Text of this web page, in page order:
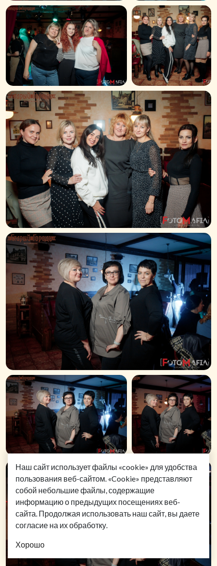
Наш сайт использует файлы «cookie» для удобства
пользования веб-сайтом. «Cookie» представляют
собой небольшие файлы, содержащие
информацию о предыдущих посещениях веб-
сайта. Продолжая использовать наш сайт, вы даете
согласие на их обработку.
Хорошо